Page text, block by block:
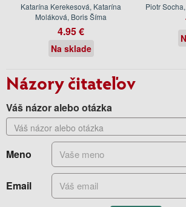
Katarína Kerekesová, Katarína
Moláková, Boris Šíma
4.95 €
Na sklade
Piotr
Názory čitateľov
Váš názor alebo otázka
Meno
Email